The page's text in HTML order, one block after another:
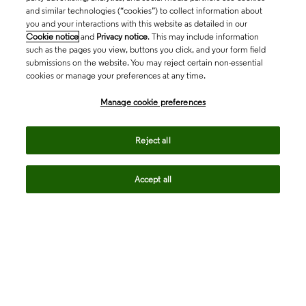
and similar technologies (“cookies”) to collect information about
you and your interactions with this website as detailed in our
Cookie notice and Privacy notice. This may include information
such as the pages you view, buttons you click, and your form field
submissions on the website. You may reject certain non-essential
cookies or manage your preferences at any time.
Manage cookie preferences
Reject all
Accept all